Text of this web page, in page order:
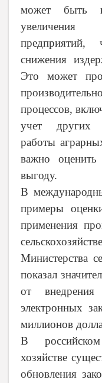
может быть
увеличения
предприятий,
снижения
Это может
процессов,
учет других
работы
важно оценить
выгоду.
В
примеры
применения
Министерства
показал
от внедрения
электронных
миллионов
В
хозяйстве
обновления